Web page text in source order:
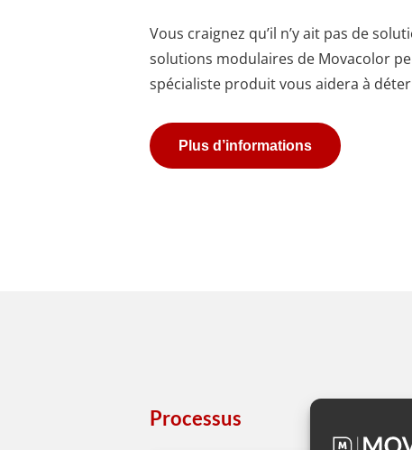
Vous craignez qu’il n’y ait pas de
solutions modulaires de Movacolor
spécialiste produit vous aidera à
Plus d’informations
Processus